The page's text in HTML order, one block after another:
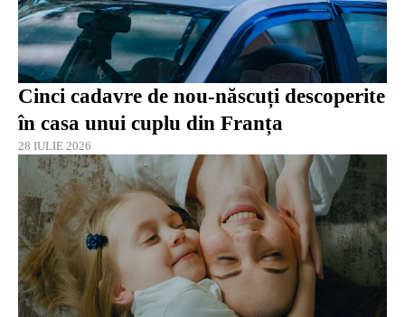
Cinci cadavre de nou-născuți descoperite
în casa unui cuplu din Franța
28 IULIE 2026